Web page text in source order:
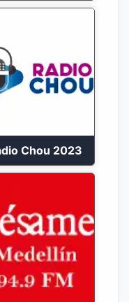
Chou 2023